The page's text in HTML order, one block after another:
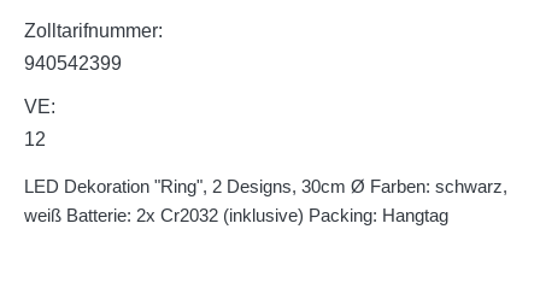
Zolltarifnummer:
940542399
VE:
12
LED Dekoration "Ring", 2 Designs, 30cm Ø Farben: schwarz,
weiß Batterie: 2x Cr2032 (inklusive) Packing: Hangtag